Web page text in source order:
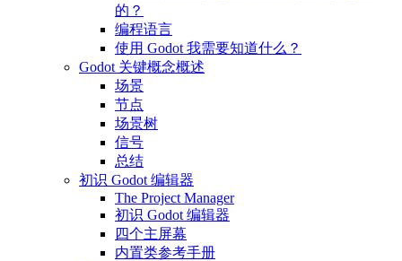
的？
编程语言
使用 Godot 我需要知道什么？
Godot 关键概念概述
场景
节点
场景树
信号
总结
初识 Godot 编辑器
The Project Manager
初识 Godot 编辑器
四个主屏幕
内置类参考手册